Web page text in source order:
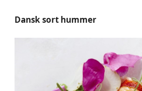
Dansk sort hummer